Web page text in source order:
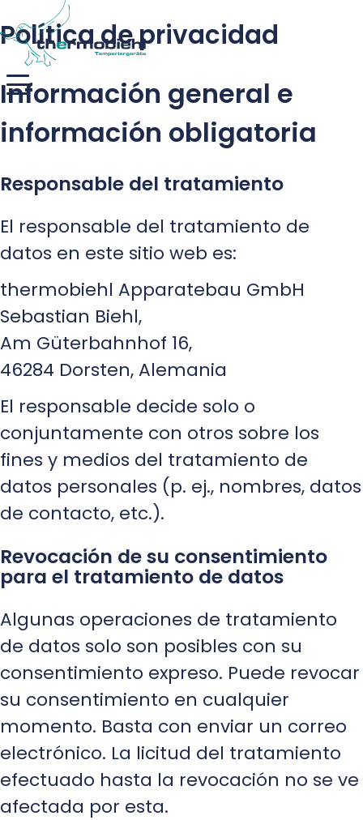
Política de privacidad
Información general e
información obligatoria
Responsable del tratamiento
El responsable del tratamiento de
datos en este sitio web es:
thermobiehl Apparatebau GmbH
Sebastian Biehl,
Am Güterbahnhof 16,
46284 Dorsten, Alemania
El responsable decide solo o
conjuntamente con otros sobre los
fines y medios del tratamiento de
datos personales (p. ej., nombres, datos
de contacto, etc.).
Revocación de su consentimiento
para el tratamiento de datos
Algunas operaciones de tratamiento
de datos solo son posibles con su
consentimiento expreso. Puede revocar
su consentimiento en cualquier
momento. Basta con enviar un correo
electrónico. La licitud del tratamiento
efectuado hasta la revocación no se ve
afectada por esta.